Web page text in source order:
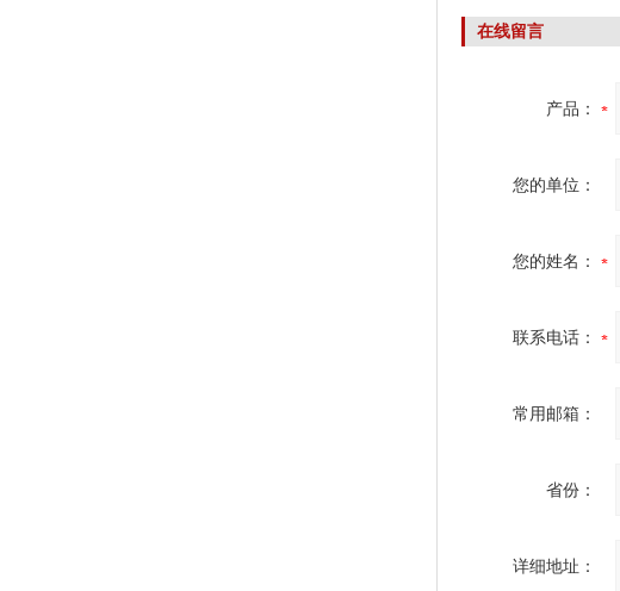
在线留言
产品：
您的单位：
您的姓名：
联系电话：
常用邮箱：
省份：
详细地址：